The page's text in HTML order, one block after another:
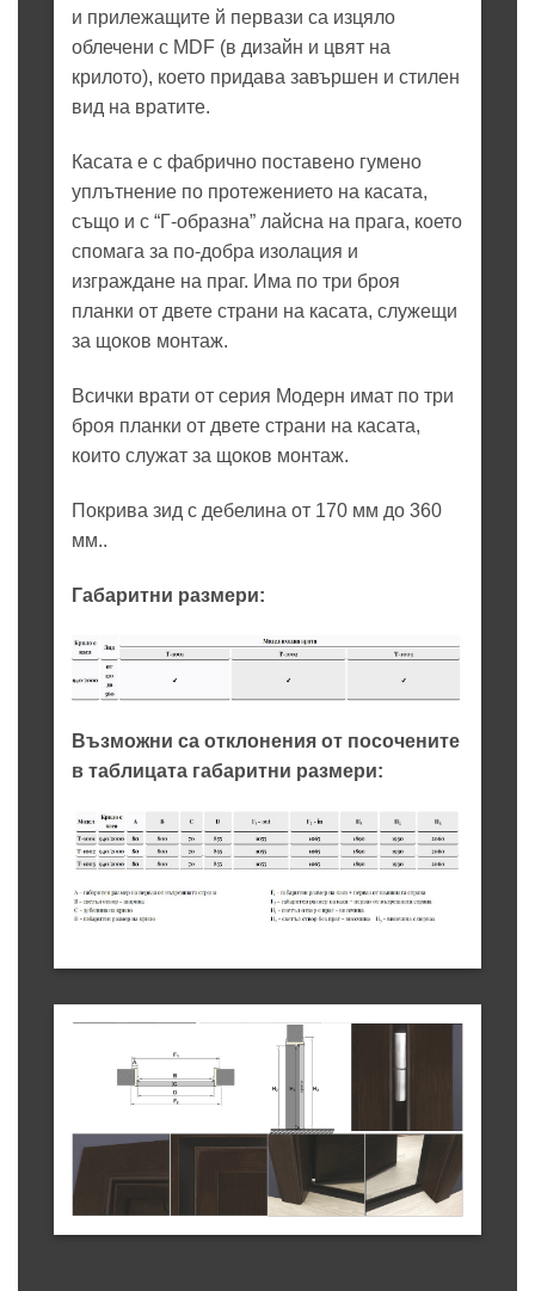
и прилежащите й первази са изцяло
облечени с MDF (в дизайн и цвят на
крилото), което придава завършен и стилен
вид на вратите.
Касата е с фабрично поставено гумено
уплътнение по протежението на касата,
също и с “Г-образна” лайсна на прага, което
спомага за по-добра изолация и
изграждане на праг. Има по три броя
планки от двете страни на касата, служещи
за щоков монтаж.
Всички врати от серия Модерн имат по три
броя планки от двете страни на касата,
които служат за щоков монтаж.
Покрива зид с дебелина от 170 мм до 360
мм..
Габаритни размери:
Възможни са отклонения от посочените
в таблицата габаритни размери: